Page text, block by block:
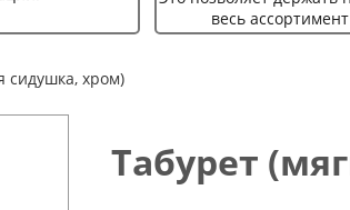
весь
сидушка, хром)
Табурет